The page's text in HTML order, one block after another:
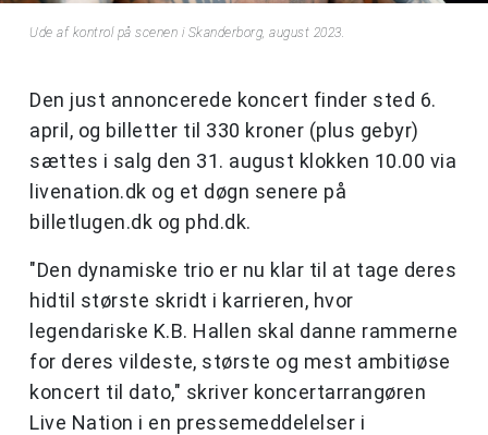
Ude af kontrol på scenen i Skanderborg, august 2023.
Den just annoncerede koncert finder sted 6.
april, og billetter til 330 kroner (plus gebyr)
sættes i salg den 31. august klokken 10.00 via
livenation.dk og et døgn senere på
billetlugen.dk og phd.dk.
"Den dynamiske trio er nu klar til at tage deres
hidtil største skridt i karrieren, hvor
legendariske K.B. Hallen skal danne rammerne
for deres vildeste, største og mest ambitiøse
koncert til dato," skriver koncertarrangøren
Live Nation i en pressemeddelelser i